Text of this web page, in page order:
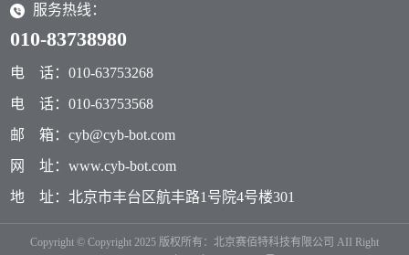
服务热线：
010-83738980
电 话：010-63753268
电 话：010-63753568
邮 箱：cyb@cyb-bot.com
网 址：www.cyb-bot.com
地 址：北京市丰台区航丰路1号院4号楼301
Copyright © Copyright 2025 版权所有：北京赛佰特科技有限公司 AII Right